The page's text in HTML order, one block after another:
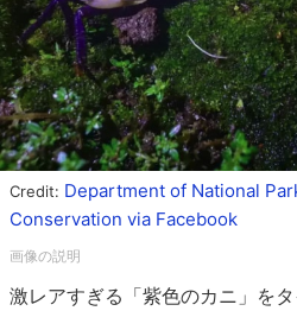
Credit: Department of National
Conservation via Facebook
激レアすぎる「紫色のカニ」を